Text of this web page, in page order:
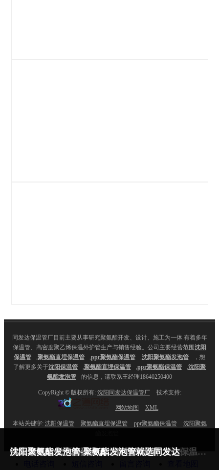
沈阳保温管-保温管价格-厂家-哪家好就选同发达 钢套钢蒸汽复合保温管-沈阳钢套钢蒸汽复合保温管就选同发达
供应沈阳超低价的保温管，直埋保温管
沈阳聚氨酯发泡管-聚氨酯发泡管就选同发达
同发达保温管厂目前主要从事研究聚氨酯开发、设计、施工为一体.有着多年
保温管、高密度聚乙烯保温外护管生产与销售经验。公司主要经营范围沈阳
保温管
聚氨酯直埋保温管 ppr聚氨酯保温管 沈阳聚氨酯发泡管
，想
了解更多关于沈阳保温管 聚氨酯直埋保温管 ppr聚氨酯保温管
沈阳聚
氨酯发泡管
的信息，请联系王经理18640250400
CopyRight © 版权所有: 沈阳同发达保温管厂 技术支持:
网站地图 XML
本站关键字: 沈阳保温管 聚氨酯直埋保温管 ppr聚氨酯保温管
沈阳聚氨